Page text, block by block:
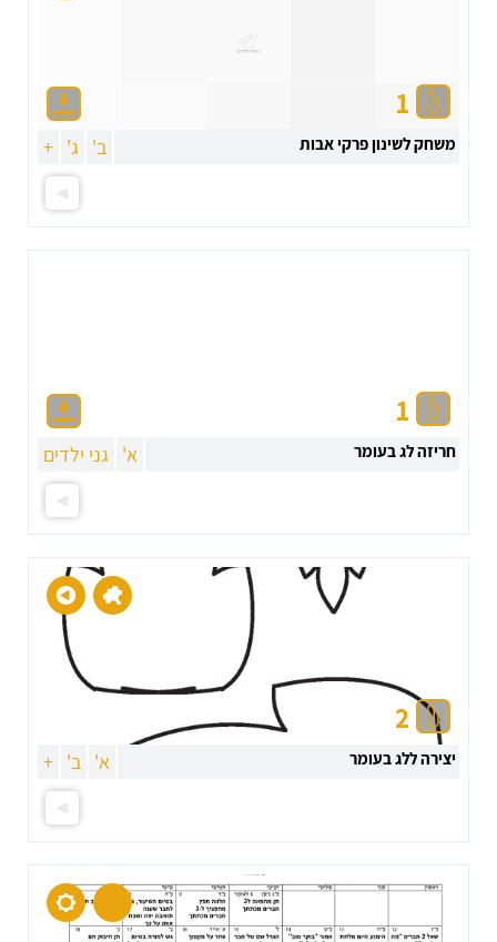
1
משחק לשינון פרקי אבות ב' ג' +
1
חריזה לג בעומר א' גני ילדים
2
יצירה ללג בעומר א' ב' +